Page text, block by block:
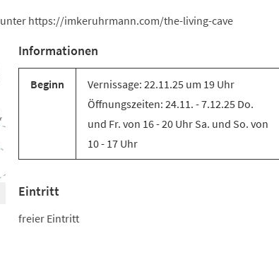
https://imkeruhrmann.com/the-living-cave
Informationen
Beginn
Vernissage: 22.11.25 um 19 Uhr
Öffnungszeiten: 24.11. - 7.12.25 Do.
und Fr. von 16 - 20 Uhr Sa. und So. von
10 - 17 Uhr
Eintritt
freier Eintritt